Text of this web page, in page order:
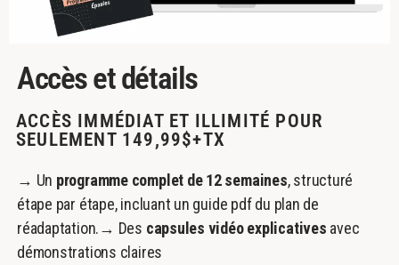
Accès et détails
ACCÈS IMMÉDIAT ET ILLIMITÉ POUR
SEULEMENT 149,99$+TX
→ Un programme complet de 12 semaines, structuré
étape par étape, incluant un guide pdf du plan de
réadaptation.→ Des capsules vidéo explicatives avec
démonstrations claires